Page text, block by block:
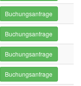
Buchungsanfrage
Buchungsanfrage
Buchungsanfrage
Buchungsanfrage